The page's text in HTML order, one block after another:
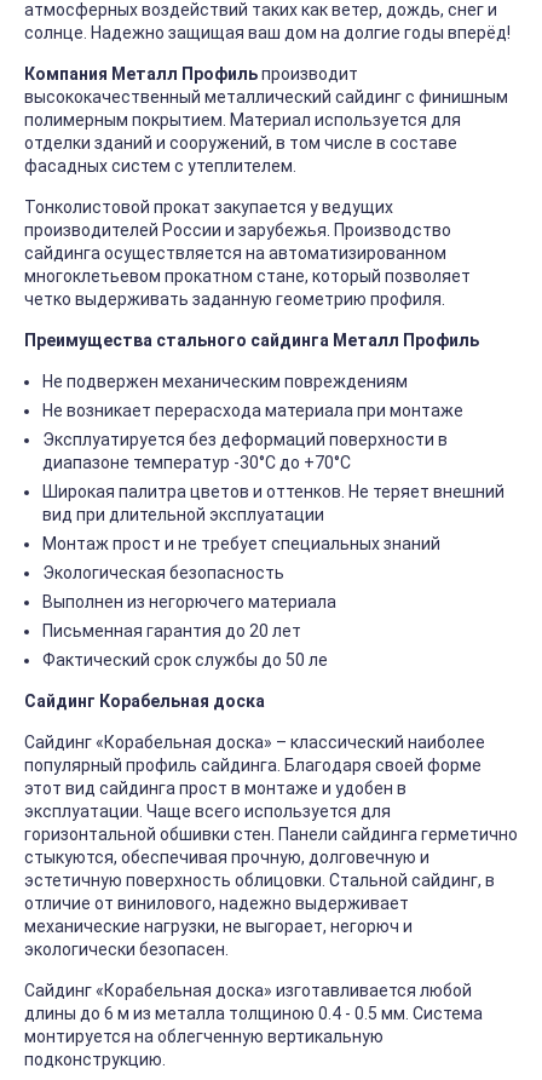
атмосферных воздействий таких как ветер, дождь, снег и
солнце. Надежно защищая ваш дом на долгие годы вперёд!
Компания Металл Профильпроизводит
высококачественный металлический сайдинг с финишным
полимерным покрытием. Материал используется для
отделки зданий и сооружений, в том числе в составе
фасадных систем с утеплителем.
Тонколистовой прокат закупается у ведущих
производителей России и зарубежья. Производство
сайдинга осуществляется на автоматизированном
многоклетьевом прокатном стане, который позволяет
четко выдерживать заданную геометрию профиля.
Преимущества стального сайдинга Металл Профиль
Не подвержен механическим повреждениям
Не возникает перерасхода материала при монтаже
Эксплуатируется без деформаций поверхности в
диапазоне температур -30°C до +70°C
Широкая палитра цветов и оттенков. Не теряет внешний
вид при длительной эксплуатации
Монтаж прост и не требует специальных знаний
Экологическая безопасность
Выполнен из негорючего материала
Письменная гарантия до 20 лет
Фактический срок службы до 50 ле
Сайдинг Корабельная доска
Сайдинг «Корабельная доска» – классический наиболее
популярный профиль сайдинга. Благодаря своей форме
этот вид сайдинга прост в монтаже и удобен в
эксплуатации. Чаще всего используется для
горизонтальной обшивки стен. Панели сайдинга герметично
стыкуются, обеспечивая прочную, долговечную и
эстетичную поверхность облицовки. Стальной сайдинг, в
отличие от винилового, надежно выдерживает
механические нагрузки, не выгорает, негорюч и
экологически безопасен.
Сайдинг «Корабельная доска» изготавливается любой
длины до 6 м из металла толщиною 0.4 - 0.5 мм. Система
монтируется на облегченную вертикальную
подконструкцию.